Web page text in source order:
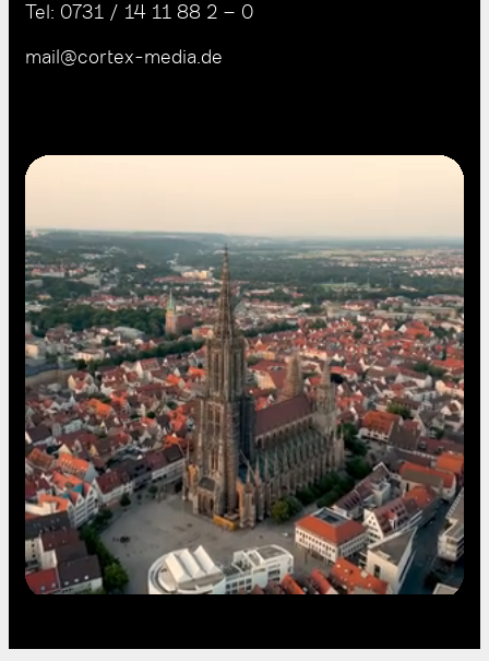
Tel: 0731 / 14 11 88 2 – 0
mail@cortex-media.de